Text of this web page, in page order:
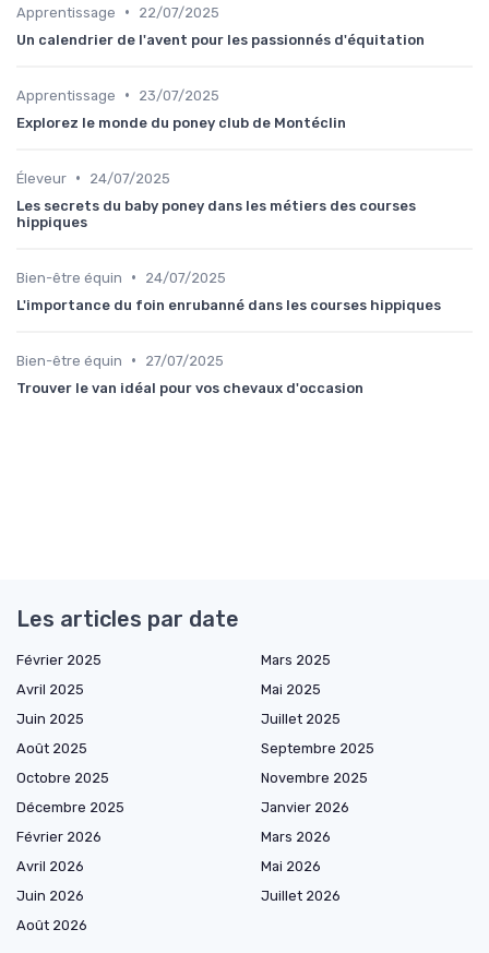
Apprentissage •
22/07/2025
Un calendrier de l'avent pour les passionnés d'équitation
Apprentissage •
23/07/2025
Explorez le monde du poney club de Montéclin
Éleveur •
24/07/2025
Les secrets du baby poney dans les métiers des courses
hippiques
Bien-être équin •
24/07/2025
L'importance du foin enrubanné dans les courses hippiques
Bien-être équin •
27/07/2025
Trouver le van idéal pour vos chevaux d'occasion
Les articles par date
Février 2025
Mars 2025
Avril 2025
Mai 2025
Juin 2025
Juillet 2025
Août 2025
Septembre 2025
Octobre 2025
Novembre 2025
Décembre 2025
Janvier 2026
Février 2026
Mars 2026
Avril 2026
Mai 2026
Juin 2026
Juillet 2026
Août 2026